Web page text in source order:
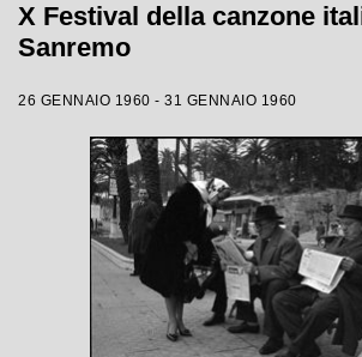
X Festival della canzone
Sanremo
26 GENNAIO 1960 - 31 GENNAIO 1960